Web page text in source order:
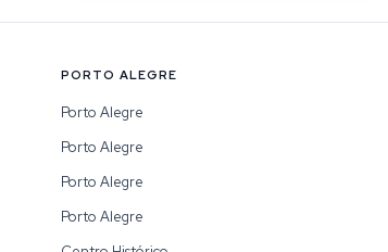
PORTO ALEGRE
Porto Alegre
Porto Alegre
Porto Alegre
Porto Alegre